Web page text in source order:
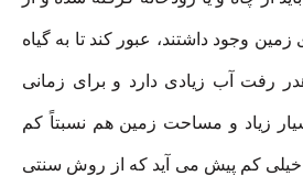
وجود داشتند، عبور کند تا به گیاه
رفت آب زیادی دارد و برای زمانی
زیاد و مساحت زمین هم نسبتاً کم
خیلی کم پیش می آید که از روش سنتی